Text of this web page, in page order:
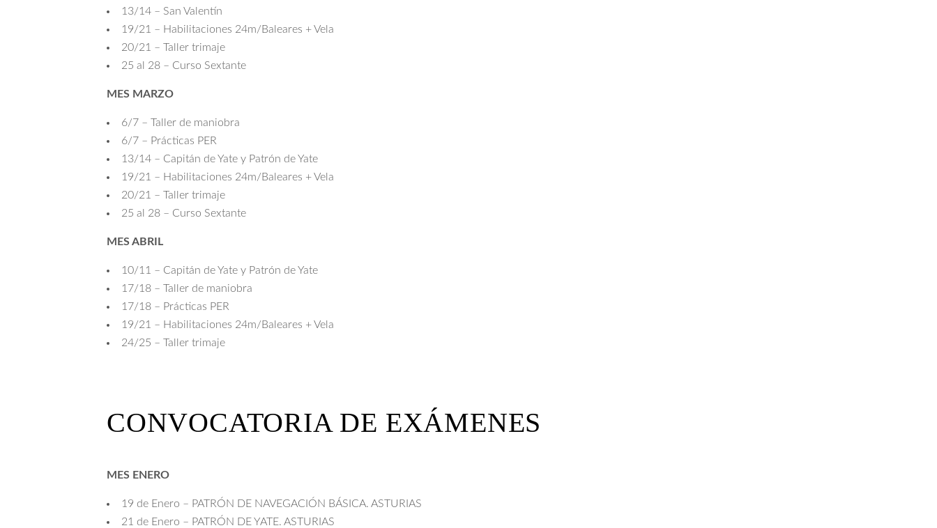
13/14 – San Valentín
19/21 – Habilitaciones 24m/Baleares + Vela
20/21 – Taller trimaje
25 al 28 – Curso Sextante
MES MARZO
6/7 – Taller de maniobra
6/7 – Prácticas PER
13/14 – Capitán de Yate y Patrón de Yate
19/21 – Habilitaciones 24m/Baleares + Vela
20/21 – Taller trimaje
25 al 28 – Curso Sextante
MES ABRIL
10/11 – Capitán de Yate y Patrón de Yate
17/18 – Taller de maniobra
17/18 – Prácticas PER
19/21 – Habilitaciones 24m/Baleares + Vela
24/25 – Taller trimaje
CONVOCATORIA DE EXÁMENES
MES ENERO
19 de Enero – PATRÓN DE NAVEGACIÓN BÁSICA. ASTURIAS
21 de Enero – PATRÓN DE YATE. ASTURIAS